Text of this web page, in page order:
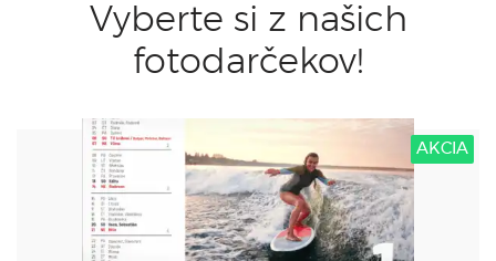
Vyberte si z našich
fotodarčekov!
AKCIA